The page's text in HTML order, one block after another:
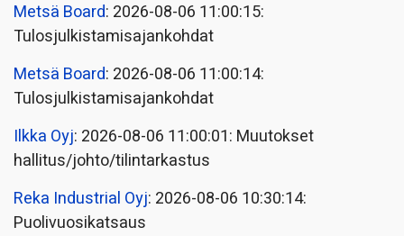
Metsä Board: 2026-08-06 11:00:15:
Tulosjulkistamisajankohdat
Metsä Board: 2026-08-06 11:00:14:
Tulosjulkistamisajankohdat
Ilkka Oyj: 2026-08-06 11:00:01: Muutokset
hallitus/johto/tilintarkastus
Reka Industrial Oyj: 2026-08-06 10:30:14:
Puolivuosikatsaus